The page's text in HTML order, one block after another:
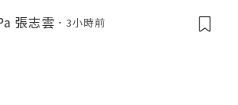
張志雲 3小時前